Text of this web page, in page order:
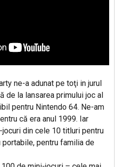
ne-a adunat pe toţi in jurul
de la lansarea primului joc al
pentru Nintendo 64. Ne-am
că era anul 1999. Iar
din cele 10 titluri pentru
pentru familia de